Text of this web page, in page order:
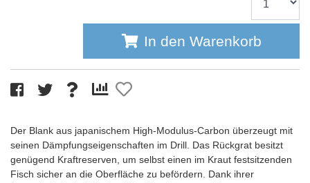
In den Warenkorb
Der Blank aus japanischem High-Modulus-Carbon überzeugt mit
seinen Dämpfungseigenschaften im Drill. Das Rückgrat besitzt
genügend Kraftreserven, um selbst einen im Kraut festsitzenden
Fisch sicher an die Oberfläche zu befördern. Dank ihrer